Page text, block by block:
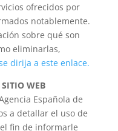
ofrecidos por
notablemente.
sobre qué son
eliminarlas,
dirija a este enlace.
WEB
Española de
a detallar el uso de
fin de informarle